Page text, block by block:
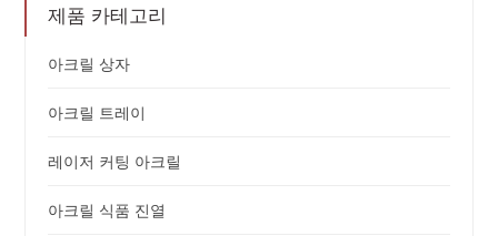
제품 카테고리
아크릴 상자
아크릴 트레이
레이저 커팅 아크릴
아크릴 식품 진열